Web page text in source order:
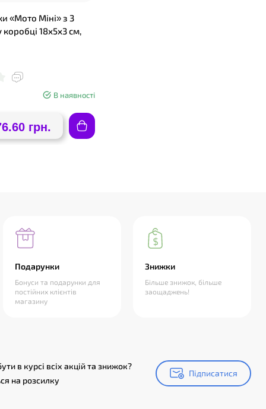
«Мото Міні» з 3
коробці 18х5х3 см,
В наявності
грн.
Подарунки
Бонуси та подарунки для
постійних клієнтів
магазину
Знижки
Більше знижок, більше
заощаджень!
в курсі всіх акцій та знижок?
на розсилку
Підписатися
Підписатися